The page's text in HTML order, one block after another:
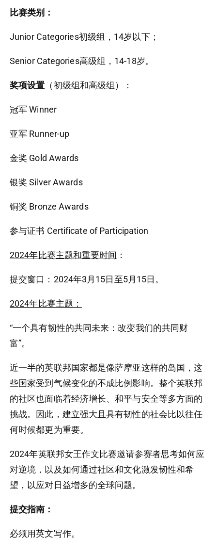
比赛类别：
Junior Categories初级组，14岁以下；
Senior Categories高级组，14-18岁。
奖项设置 （初级组和高级组）：
冠军 Winner
亚军 Runner-up
金奖 Gold Awards
银奖 Silver Awards
铜奖 Bronze Awards
参与证书 Certificate of Participation
2024年比赛主题和重要时间 ：
提交窗口：2024年3月15日至5月15日。
2024年比赛主题：
“一个具有韧性的共同未来：改变我们的共同财
富”。
近一半的英联邦国家都是像萨摩亚这样的岛国，这
些国家受到气候变化的不成比例影响。整个英联邦
的社区也面临着经济增长、和平与安全等多方面的
挑战。因此，建立强大且具有韧性的社会比以往任
何时候都更为重要。
2024年英联邦女王作文比赛邀请参赛者思考如何应
对逆境，以及如何通过社区和文化激发韧性和希
望，以应对日益增多的全球问题。
提交指南：
必须用英文写作。